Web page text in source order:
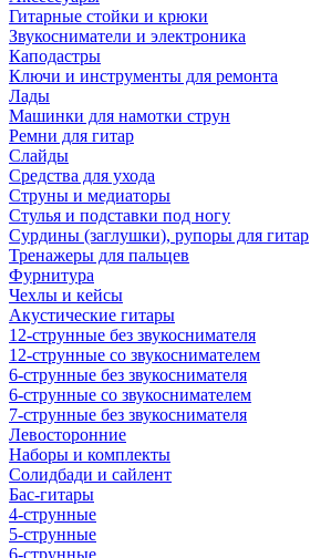
Гитарные стойки и крюки
Звукосниматели и электроника
Каподастры
Ключи и инструменты для ремонта
Лады
Машинки для намотки струн
Ремни для гитар
Слайды
Средства для ухода
Струны и медиаторы
Стулья и подставки под ногу
Сурдины (заглушки), рупоры для гитар
Тренажеры для пальцев
Фурнитура
Чехлы и кейсы
Акустические гитары
12-струнные без звукоснимателя
12-струнные со звукоснимателем
6-струнные без звукоснимателя
6-струнные со звукоснимателем
7-струнные без звукоснимателя
Левосторонние
Наборы и комплекты
Солидбади и сайлент
Бас-гитары
4-струнные
5-струнные
6-струнные